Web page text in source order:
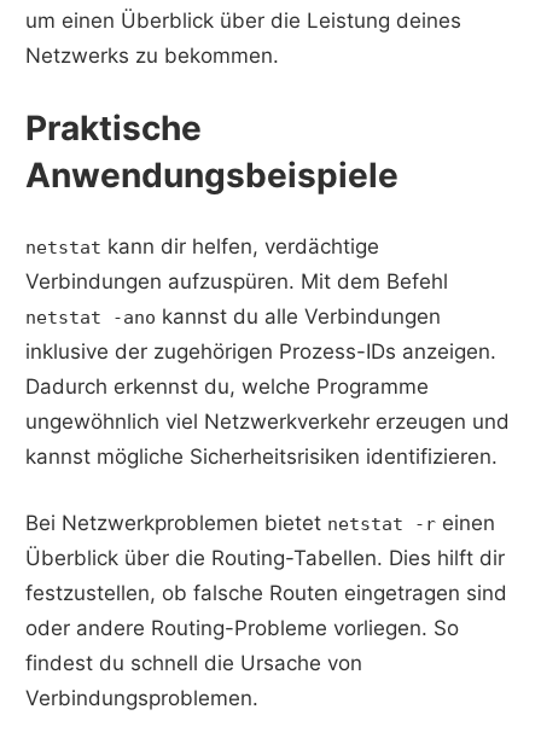
um einen Überblick über die Leistung deines
Netzwerks zu bekommen.
Praktische
Anwendungsbeispiele
netstat kann dir helfen, verdächtige
Verbindungen aufzuspüren. Mit dem Befehl
netstat -ano kannst du alle Verbindungen
inklusive der zugehörigen Prozess-IDs anzeigen.
Dadurch erkennst du, welche Programme
ungewöhnlich viel Netzwerkverkehr erzeugen und
kannst mögliche Sicherheitsrisiken identifizieren.
Bei Netzwerkproblemen bietet netstat -r einen
Überblick über die Routing-Tabellen. Dies hilft dir
festzustellen, ob falsche Routen eingetragen sind
oder andere Routing-Probleme vorliegen. So
findest du schnell die Ursache von
Verbindungsproblemen.